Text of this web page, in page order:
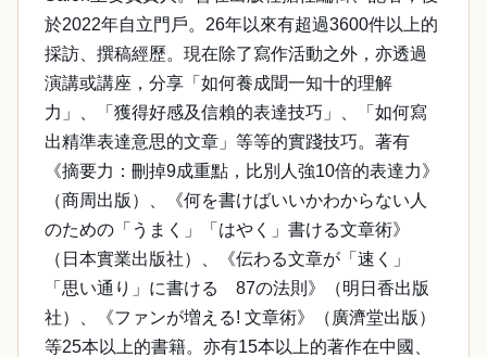
於2022年自立門戶。26年以來有超過3600件以上的
採訪、撰稿經歷。現在除了寫作活動之外，亦透過
演講或講座，分享「如何養成聞一知十的理解
力」、「獲得好感及信賴的表達技巧」、「如何寫
出精準表達意思的文章」等等的實踐技巧。著有
《摘要力：刪掉9成重點，比別人強10倍的表達力》
（商周出版）、《何を書けばいいかわからない人
のための「うまく」「はやく」書ける文章術》
（日本實業出版社）、《伝わる文章が「速く」
「思い通り」に書ける 87の法則》（明日香出版
社）、《ファンが増える! 文章術》（廣濟堂出版）
等25本以上的書籍。亦有15本以上的著作在中國、